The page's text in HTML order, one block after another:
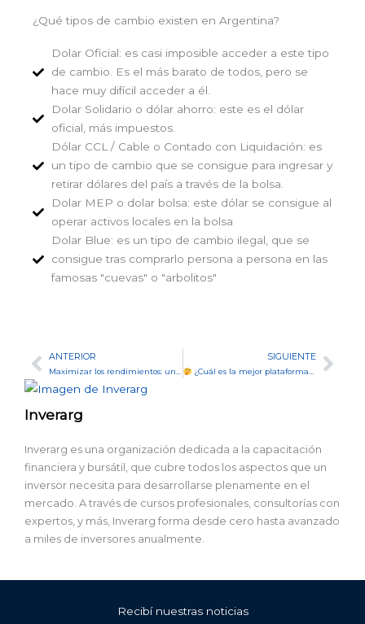
Inverarg
Inverarg es una organización dedicada a la capacitación
financiera y bursátil, que cubre todos los aspectos que un
inversor necesita para desarrollarse plenamente en el
mercado. A través de cursos profesionales, consultorías con
expertos, y más, Inverarg forma desde cero hasta avanzado
a miles de inversores anualmente.
¿Qué tipos de cambio existen en Argentina?​​
Dolar Oficial: es casi imposible acceder a este tipo
de cambio. Es el más barato de todos, pero se
hace muy difícil acceder a él.
Dolar Solidario o dólar ahorro: este es el dólar
oficial, más impuestos.
Dólar CCL / Cable o Contado con Liquidación: es
un tipo de cambio que se consigue para ingresar y
retirar dólares del país a través de la bolsa.
Dolar MEP o dolar bolsa: este dólar se consigue al
operar activos locales en la bolsa
Dolar Blue: es un tipo de cambio ilegal, que se
consigue tras comprarlo persona a persona en las
famosas "cuevas" o "arbolitos"
AntANTERIOR SIGUIENTE
¿Cuál es la mejor plataforma para CopyTrading?
Recibí nuestras noticias